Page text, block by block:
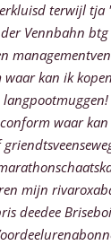
terwijl
Vennbahn
kan ik
waar
mijn
deedee